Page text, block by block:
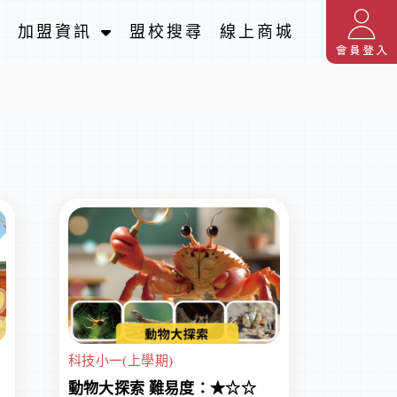
加盟資訊 盟校搜尋 線上商城
科技小一(上學期)
動物大探索 難易度：★☆☆